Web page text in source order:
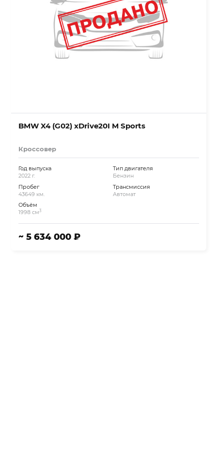
BMW X4 (G02) xDrive20I M Sports
Кроссовер
Год выпуска
2022 г.
Пробег
43649 км.
Объём
1998 см3
Тип двигателя
Бензин
Трансмиссия
Автомат
~ 5 634 000 ₽